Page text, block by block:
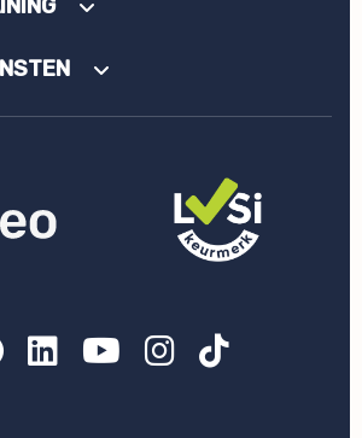
LinkedIn
YouTube
Instagram
TikTok